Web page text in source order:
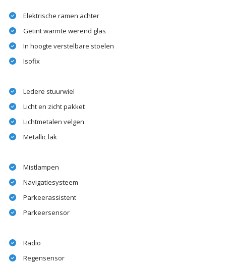
Elektrische ramen achter
Getint warmte werend glas
In hoogte verstelbare stoelen
Isofix
Ledere stuurwiel
Licht en zicht pakket
Lichtmetalen velgen
Metallic lak
Mistlampen
Navigatiesysteem
Parkeerassistent
Parkeersensor
Radio
Regensensor